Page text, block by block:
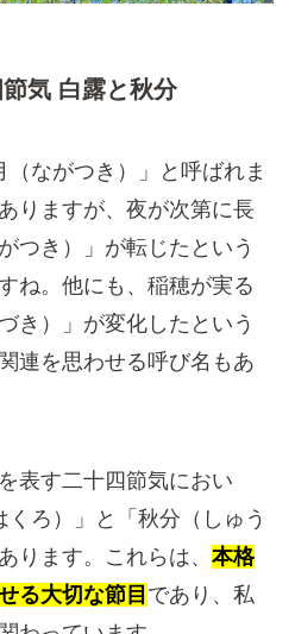
気 白露と秋分
ながつき）」と呼ばれま
りますが、夜が次第に長
つき）」が転じたという
ね。他にも、稲穂が実る
き）」が変化したという
連を思わせる呼び名もあ
表す二十四節気におい
ろ）」と「秋分（しゅう
ります。これらは、 本格
る大切な節目 であり、私